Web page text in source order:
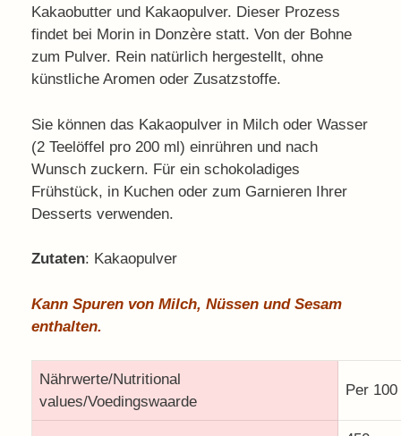
Kakaobutter und Kakaopulver. Dieser Prozess
findet bei Morin in Donzère statt. Von der Bohne
zum Pulver. Rein natürlich hergestellt, ohne
künstliche Aromen oder Zusatzstoffe.
Sie können das Kakaopulver in Milch oder Wasser
(2 Teelöffel pro 200 ml) einrühren und nach
Wunsch zuckern. Für ein schokoladiges
Frühstück, in Kuchen oder zum Garnieren Ihrer
Desserts verwenden.
Zutaten: Kakaopulver
Kann Spuren von Milch, Nüssen und Sesam
enthalten.
Nährwerte/Nutritional
values/Voedingswaarde
Per 100